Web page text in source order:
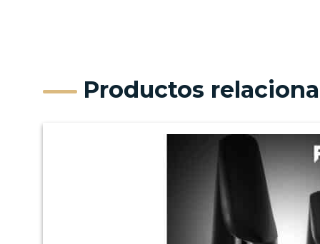
Productos